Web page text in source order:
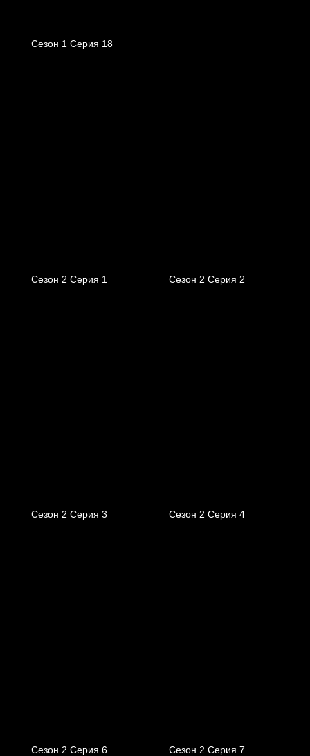
Сезон 1 Серия 18
Сезон 2 Серия 1 Сезон 2 Серия 2
Сезон 2 Серия 3 Сезон 2 Серия 4
Сезон 2 Серия 6 Сезон 2 Серия 7